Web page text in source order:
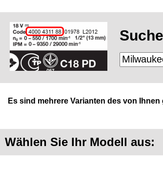
Es sind mehrere Varianten des von
Wählen Sie Ihr Modell aus: